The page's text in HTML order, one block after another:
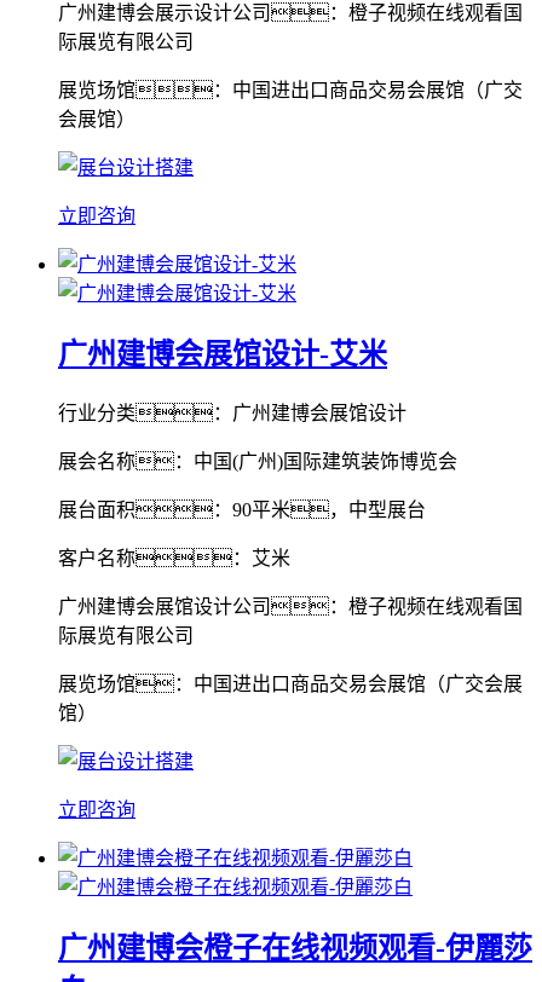
广州建博会展示设计公司：橙子视频在线观看国
际展览有限公司
展览场馆：中国进出口商品交易会展馆（广交
会展馆）
立即咨询
广州建博会展馆设计-艾米
行业分类：广州建博会展馆设计
展会名称：中国(广州)国际建筑装饰博览会
展台面积：90平米，中型展台
客户名称：艾米
广州建博会展馆设计公司：橙子视频在线观看国
际展览有限公司
展览场馆：中国进出口商品交易会展馆（广交会展
馆）
立即咨询
广州建博会橙子在线视频观看-伊麗莎